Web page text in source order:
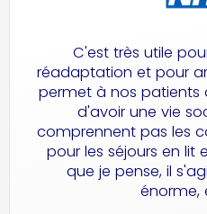
C'est très utile
réadaptation et pour
permet à nos patients
d'avoir une vie
comprennent pas les
pour les séjours en lit
que je pense, il
énorme,